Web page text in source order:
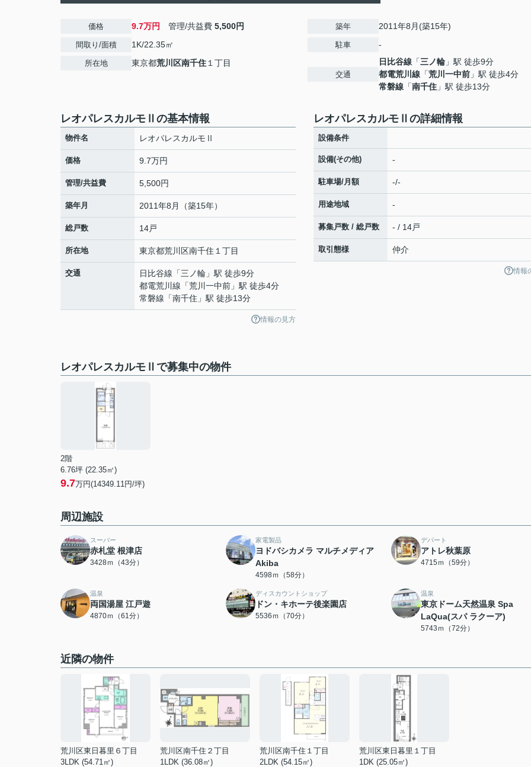
価格 9.7万円 管理/共益費 5,500円
間取り/面積 1K/22.35㎡
所在地 東京都荒川区南千住 １丁目
築年 2011年8月(築15年)
駐車 -
交通
日比谷線 「三ノ輪 」駅 徒歩9分
都電荒川線 「荒川一中前 」駅 徒歩4分
常磐線 「南千住 」駅 徒歩13分
レオパレスカルモⅡの基本情報
物件名 レオパレスカルモⅡ
価格 9.7万円
管理/共益費 5,500円
築年月 2011年8月（築15年）
総戸数 14戸
所在地 東京都荒川区南千住 １丁目
交通 日比谷線 「三ノ輪 」駅 徒歩9分
都電荒川線 「荒川一中前 」駅 徒歩4分
常磐線 「南千住 」駅 徒歩13分
情報の見方
レオパレスカルモⅡの詳細情報
設備条件
設備(その他) -
駐車場/月額 -/-
用途地域 -
募集戸数 / 総戸数 - / 14戸
取引態様 仲介
情報
レオパレスカルモⅡで募集中の物件
2階
6.76坪 (22.35㎡)
9.7万円(14349.11円/坪)
周辺施設
スーパー
赤札堂 根津店
3428ｍ（43分）
家電製品
ヨドバシカメラ マルチメディア
Akiba
4598ｍ（58分）
デパート
アトレ秋葉原
4715ｍ（59分）
温泉
両国湯屋 江戸遊
4870ｍ（61分）
ディスカウントショップ
ドン・キホーテ後楽園店
5536ｍ（70分）
温泉
東京ドーム天然温泉 Spa
LaQua(スパ ラクーア)
5743ｍ（72分）
近隣の物件
荒川区東日暮里６丁目
3LDK (54.71㎡)
荒川区南千住２丁目
1LDK (36.08㎡)
荒川区南千住１丁目
2LDK (54.15㎡)
荒川区東日暮里１丁目
1DK (25.05㎡)